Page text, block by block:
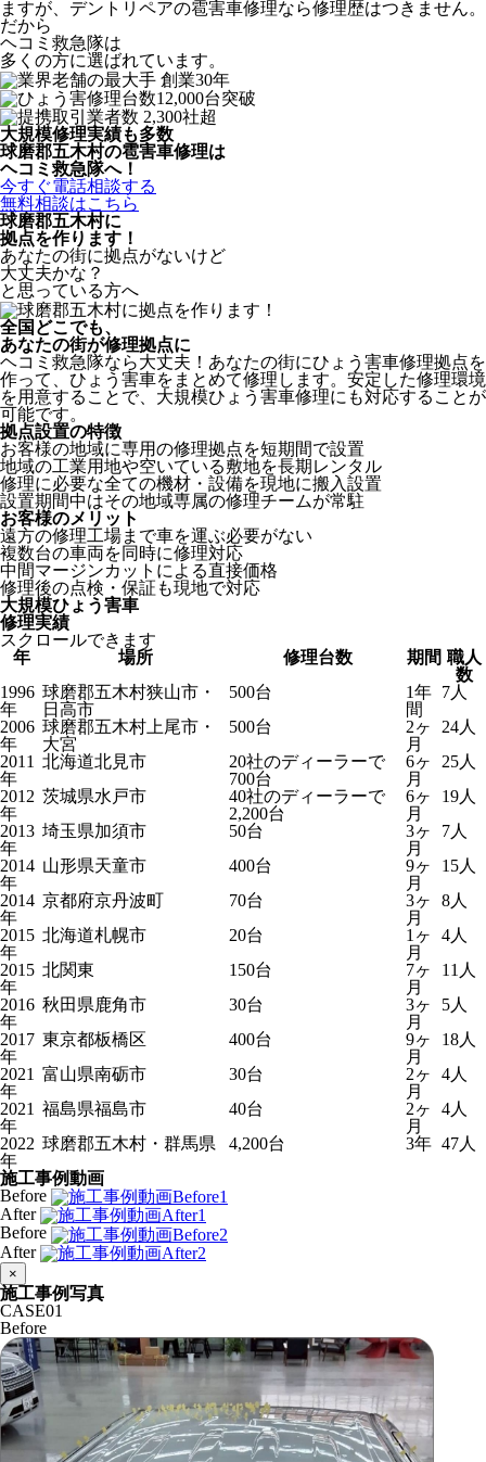
ますが、デントリペアの雹害車修理なら修理歴はつきません。
だから
ヘコミ救急隊は
多くの方に選ばれています。
大規模修理実績も多数
球磨郡五木村の雹害車修理は
ヘコミ救急隊へ！
今すぐ電話相談する
無料相談はこちら
球磨郡五木村に
拠点を作ります！
あなたの街に拠点がないけど
大丈夫かな？
と思っている方へ
全国どこでも、
あなたの街が修理拠点に
ヘコミ救急隊なら大丈夫！あなたの街にひょう害車修理拠点を
作って、ひょう害車をまとめて修理します。安定した修理環境
を用意することで、大規模ひょう害車修理にも対応することが
可能です。
拠点設置の特徴
お客様の地域に専用の修理拠点を短期間で設置
地域の工業用地や空いている敷地を長期レンタル
修理に必要な全ての機材・設備を現地に搬入設置
設置期間中はその地域専属の修理チームが常駐
お客様のメリット
遠方の修理工場まで車を運ぶ必要がない
複数台の車両を同時に修理対応
中間マージンカットによる直接価格
修理後の点検・保証も現地で対応
大規模ひょう害車
修理実績
スクロールできます
年
場所 修理台数 期間 職人
数
1996
年
球磨郡五木村狭山市・
日高市
500台
1年
間
7人
2006
年
球磨郡五木村上尾市・
大宮
500台
2ヶ
月
24人
2011
年
北海道北見市
20社のディーラーで
700台
6ヶ
月
25人
2012
年
茨城県水戸市
40社のディーラーで
2,200台
6ヶ
月
19人
2013
年
埼玉県加須市 50台
3ヶ
月
7人
2014
年
山形県天童市 400台
9ヶ
月
15人
2014
年
京都府京丹波町 70台
3ヶ
月
8人
2015
年
北海道札幌市 20台
1ヶ
月
4人
2015
年
北関東 150台
7ヶ
月
11人
2016
年
秋田県鹿角市 30台
3ヶ
月
5人
2017
年
東京都板橋区 400台
9ヶ
月
18人
2021
年
富山県南砺市 30台
2ヶ
月
4人
2021
年
福島県福島市 40台
2ヶ
月
4人
2022
年
球磨郡五木村・群馬県 4,200台 3年 47人
施工事例動画
Before
After
Before
After
×
施工事例写真
CASE01
Before